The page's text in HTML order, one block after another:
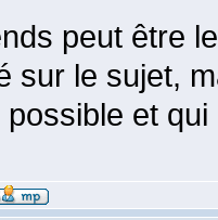
peut être
sur le sujet,
possible et